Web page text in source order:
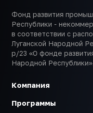
Фонд развития
Республики -
в соответствии с
Луганской Народной
р/23 «О фонде
Народной
Компания
Программы